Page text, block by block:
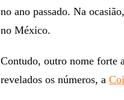
no ano passado. Na
no México.
Contudo, outro nome forte
revelados os números, a